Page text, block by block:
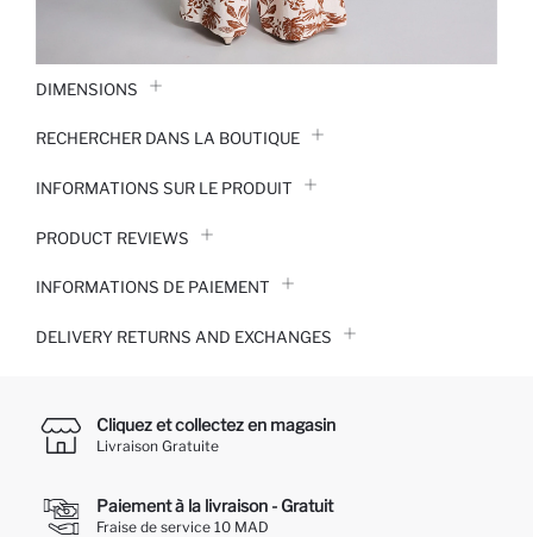
DIMENSIONS
RECHERCHER DANS LA BOUTIQUE
INFORMATIONS SUR LE PRODUIT
PRODUCT REVIEWS
INFORMATIONS DE PAIEMENT
DELIVERY RETURNS AND EXCHANGES
Cliquez et collectez en magasin
Livraison Gratuite
Paiement à la livraison - Gratuit
Fraise de service 10 MAD